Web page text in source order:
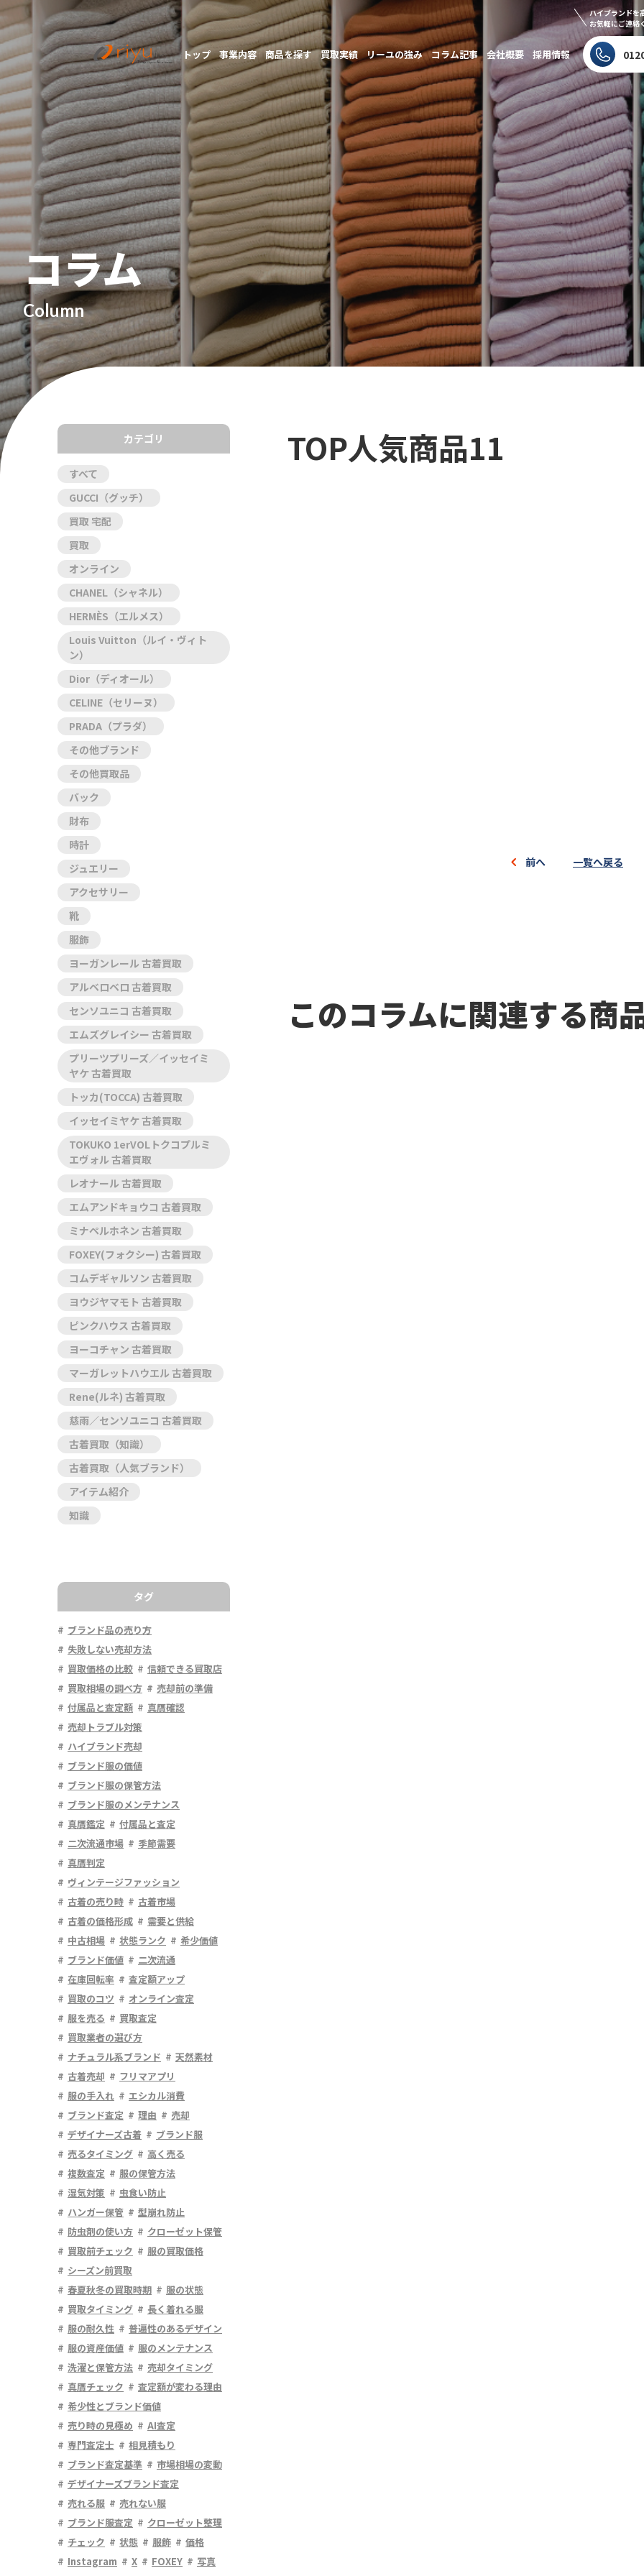
トップ 事業内容 商品を探す 買取実績 リーユの強み コラム記事 会社概要 採用情報
ハイブランドを
お気軽にご連絡
コラム
Column
TOP人気商品11
前へ 一覧へ戻る
このコラムに関連する商
カテゴリ
すべて
GUCCI（グッチ）
買取 宅配
買取
オンライン
CHANEL（シャネル）
HERMÈS（エルメス）
Louis Vuitton（ルイ・ヴィト
ン）
Dior（ディオール）
CELINE（セリーヌ）
PRADA（プラダ）
その他ブランド
その他買取品
バック
財布
時計
ジュエリー
アクセサリー
靴
服飾
ヨーガンレール 古着買取
アルベロベロ 古着買取
センソユニコ 古着買取
エムズグレイシー 古着買取
プリーツプリーズ／イッセイミ
ヤケ 古着買取
トッカ(TOCCA) 古着買取
イッセイミヤケ 古着買取
TOKUKO 1erVOLトクコプルミ
エヴォル 古着買取
レオナール 古着買取
エムアンドキョウコ 古着買取
ミナペルホネン 古着買取
FOXEY(フォクシー) 古着買取
コムデギャルソン 古着買取
ヨウジヤマモト 古着買取
ピンクハウス 古着買取
ヨーコチャン 古着買取
マーガレットハウエル 古着買取
Rene(ルネ) 古着買取
慈雨／センソユニコ 古着買取
古着買取（知識）
古着買取（人気ブランド）
アイテム紹介
知識
タグ
ブランド品の売り方
失敗しない売却方法
買取価格の比較
信頼できる買取店
買取相場の調べ方
売却前の準備
付属品と査定額
真贋確認
売却トラブル対策
ハイブランド売却
ブランド服の価値
ブランド服の保管方法
ブランド服のメンテナンス
真贋鑑定
付属品と査定
二次流通市場
季節需要
真贋判定
ヴィンテージファッション
古着の売り時
古着市場
古着の価格形成
需要と供給
中古相場
状態ランク
希少価値
ブランド価値
二次流通
在庫回転率
査定額アップ
買取のコツ
オンライン査定
服を売る
買取査定
買取業者の選び方
ナチュラル系ブランド
天然素材
古着売却
フリマアプリ
服の手入れ
エシカル消費
ブランド査定
理由
売却
デザイナーズ古着
ブランド服
売るタイミング
高く売る
複数査定
服の保管方法
湿気対策
虫食い防止
ハンガー保管
型崩れ防止
防虫剤の使い方
クローゼット保管
買取前チェック
服の買取価格
シーズン前買取
春夏秋冬の買取時期
服の状態
買取タイミング
長く着れる服
服の耐久性
普遍性のあるデザイン
服の資産価値
服のメンテナンス
洗濯と保管方法
売却タイミング
真贋チェック
査定額が変わる理由
希少性とブランド価値
売り時の見極め
AI査定
専門査定士
相見積もり
ブランド査定基準
市場相場の変動
デザイナーズブランド査定
売れる服
売れない服
ブランド服査定
クローゼット整理
チェック
状態 服飾
価格
Instagram
X FOXEY
写真